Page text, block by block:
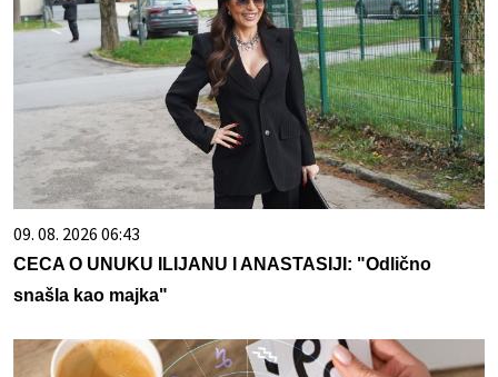
09. 08. 2026 06:43
CECA O UNUKU ILIJANU I ANASTASIJI: "Odlično
snašla kao majka"